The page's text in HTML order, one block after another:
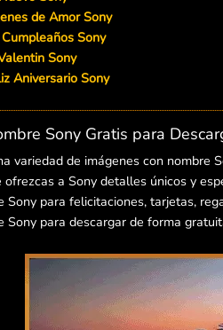
de Amor Sony
Sony
Sony
Aniversario Sony
Sony Gratis para
variedad de imágenes con nombre
ofrezcas a Sony detalles únicos y
Sony para felicitaciones, tarjetas,
Sony para descargar de forma